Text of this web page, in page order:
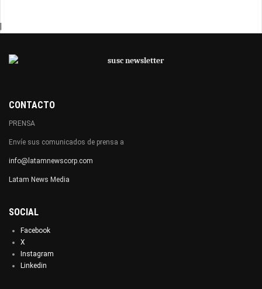
CONTACTO
PRENSA
Envíe sus comunicados de prensa a
info@latamnewscorp.com
Latam News Media
SOCIAL
Facebook
X
Instagram
Linkedin